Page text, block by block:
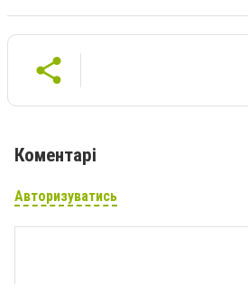
Коментарі
Авторизуватись